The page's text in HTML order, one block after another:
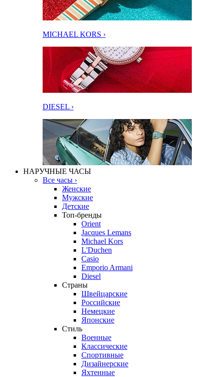
MICHAEL KORS ›
DIESEL ›
НАРУЧНЫЕ ЧАСЫ
Все часы ›
Женские
Мужские
Детские
Топ-бренды
Orient
Jacques Lemans
Michael Kors
L'Duchen
Casio
Emporio Armani
Diesel
Страны
Швейцарские
Российские
Немецкие
Японские
Стиль
Военные
Классические
Спортивные
Дизайнерские
Яхтенные